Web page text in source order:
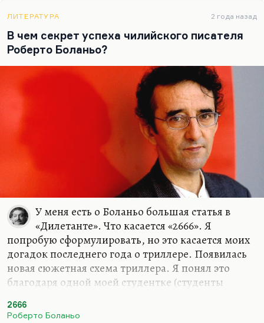
не очень интересно.
ЛИТЕРАТУРА 2 года назад
В чем секрет успеха чилийского писателя
Роберто Боланьо?
У меня есть о Боланьо большая статья в
«Дилетанте». Что касается «2666». Я
попробую сформулировать, но это касается моих
догадок последнего года о триллере. Появилась
новая сюжетная схема триллера. Я понял это
благодаря одной моей студентке (студенты
заключается секрет гоголевской готики? Мы чаще
2666
Роберто Боланьо